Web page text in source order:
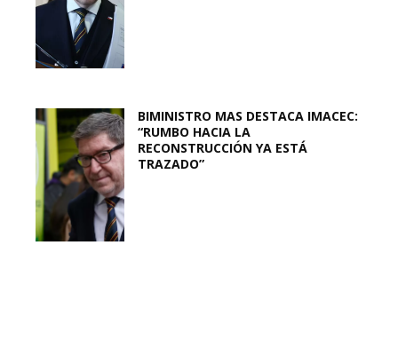
BIMINISTRO MAS DESTACA IMACEC:
“RUMBO HACIA LA
RECONSTRUCCIÓN YA ESTÁ
TRAZADO”